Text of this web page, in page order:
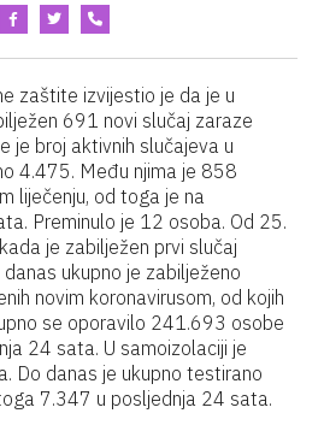
zaštite izvijestio je da je u
691 novi slučaj zaraze
je broj aktivnih slučajeva u
4.475. Među njima je 858
liječenju, od toga je na
Preminulo je 12 osoba. Od 25.
je zabilježen prvi slučaj
ukupno je zabilježeno
novim koronavirusom, od kojih
se oporavilo 241.693 osobe
24 sata. U samoizolaciji je
Do danas je ukupno testirano
7.347 u posljednja 24 sata.